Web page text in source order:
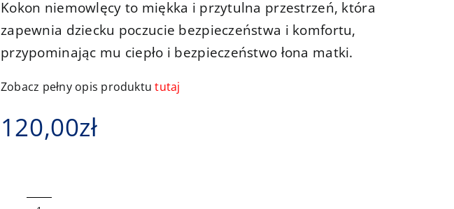
Kokon niemowlęcy to miękka i przytulna przestrzeń, która
zapewnia dziecku poczucie bezpieczeństwa i komfortu,
przypominając mu ciepło i bezpieczeństwo łona matki.
Zobacz pełny opis produktututaj
120,00zł